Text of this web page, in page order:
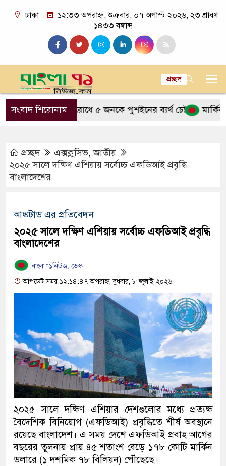
ঢাকা
১২:৩৩ অপরাহ্ন, শুক্রবার, ০৭ অগাস্ট ২০২৬, ২৩ শ্রাবণ
১৪৩৩ বঙ্গাব্দ
প্রচ্ছদ
সংবাদ শিরোনাম
প্রতিরোধে ৫ জনকে পুশইনের ব্যর্থ চেষ্টা মার্কিন
প্রচ্ছদ এক্সক্লুসিভ,জাতীয়
২০২৫ সালে দক্ষিণ এশিয়ায় সর্বোচ্চ এফডিআই প্রবৃদ্ধি
বাংলাদেশের
আঙ্কটাড এর প্রতিবেদন
২০২৫ সালে দক্ষিণ এশিয়ায় সর্বোচ্চ এফডিআই প্রবৃদ্ধি
বাংলাদেশের
বাংলা৭১নিউজ, ডেস্ক
আপডেট সময় ১২:১৪:৪৭ অপরাহ্ন, বুধবার, ৮ জুলাই ২০২৬
২০২৫ সালে দক্ষিণ এশিয়ার দেশগুলোর মধ্যে প্রত্যক্ষ
বৈদেশিক বিনিয়োগ (এফডিআই) প্রবৃদ্ধিতে শীর্ষ অবস্থানে
রয়েছে বাংলাদেশ। এ সময় দেশে এফডিআই প্রবাহ আগের
বছরের তুলনায় প্রায় ৪৫ শতাংশ বেড়ে ১৭৮ কোটি মার্কিন
ডলারে (১ দশমিক ৭৮ বিলিয়ন) পৌঁছেছে।